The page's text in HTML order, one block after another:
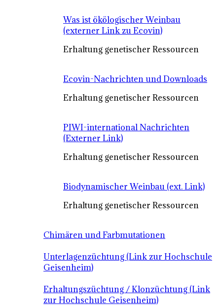
Was ist ökölogischer Weinbau
(externer Link zu Ecovin)
Erhaltung genetischer Ressourcen
Ecovin-Nachrichten und Downloads
Erhaltung genetischer Ressourcen
PIWI-international Nachrichten
(Externer Link)
Erhaltung genetischer Ressourcen
Biodynamischer Weinbau (ext. Link)
Erhaltung genetischer Ressourcen
Chimären und Farbmutationen
Unterlagenzüchtung (Link zur Hochschule
Geisenheim)
Erhaltungszüchtung / Klonzüchtung (Link
zur Hochschule Geisenheim)